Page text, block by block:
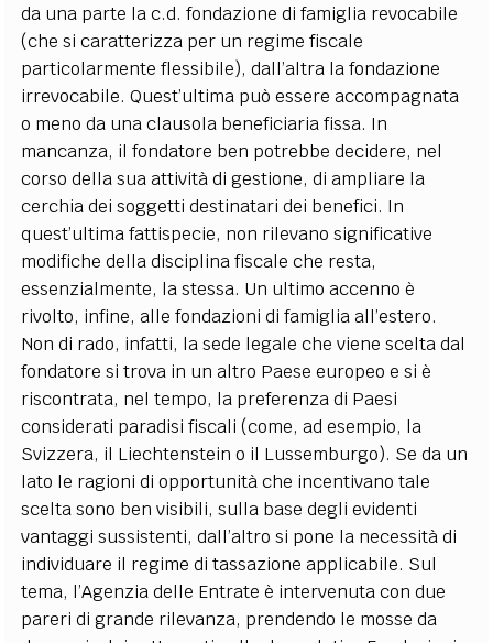
da una parte la c.d. fondazione di famiglia revocabile
(che si caratterizza per un regime fiscale
particolarmente flessibile), dall’altra la fondazione
irrevocabile. Quest’ultima può essere accompagnata
o meno da una clausola beneficiaria fissa. In
mancanza, il fondatore ben potrebbe decidere, nel
corso della sua attività di gestione, di ampliare la
cerchia dei soggetti destinatari dei benefici. In
quest’ultima fattispecie, non rilevano significative
modifiche della disciplina fiscale che resta,
essenzialmente, la stessa. Un ultimo accenno è
rivolto, infine, alle fondazioni di famiglia all’estero.
Non di rado, infatti, la sede legale che viene scelta dal
fondatore si trova in un altro Paese europeo e si è
riscontrata, nel tempo, la preferenza di Paesi
considerati paradisi fiscali (come, ad esempio, la
Svizzera, il Liechtenstein o il Lussemburgo). Se da un
lato le ragioni di opportunità che incentivano tale
scelta sono ben visibili, sulla base degli evidenti
vantaggi sussistenti, dall’altro si pone la necessità di
individuare il regime di tassazione applicabile. Sul
tema, l’Agenzia delle Entrate è intervenuta con due
pareri di grande rilevanza, prendendo le mosse da